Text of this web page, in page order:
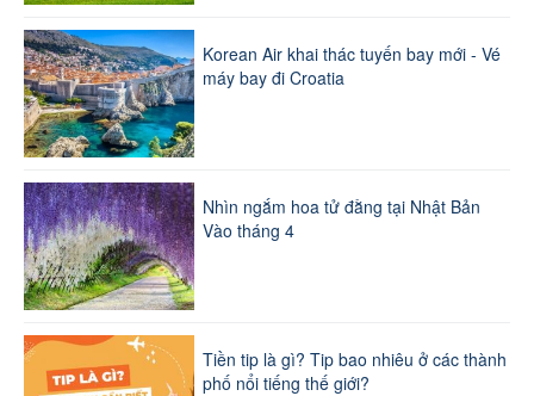
Korean Air khai thác tuyến bay mới - Vé
máy bay đi Croatia
Nhìn ngắm hoa tử đằng tại Nhật Bản
Vào tháng 4
Tiền tip là gì? Tip bao nhiêu ở các thành
phố nổi tiếng thế giới?